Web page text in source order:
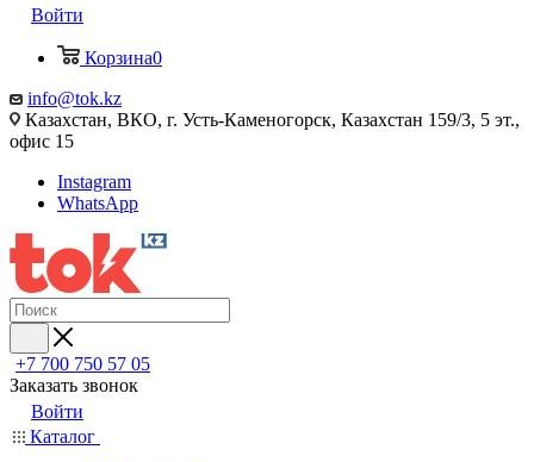
Войти
Корзина0
info@tok.kz
Казахстан, ВКО, г. Усть-Каменогорск, Казахстан 159/3, 5 эт.,
офис 15
Instagram
WhatsApp
+7 700 750 57 05
Заказать звонок
Войти
Каталог